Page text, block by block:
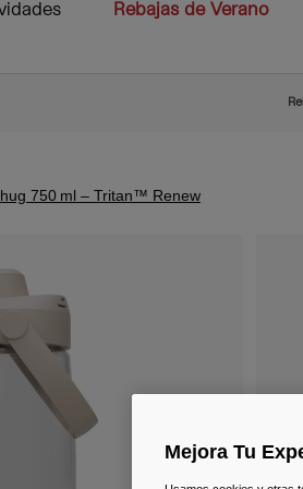
Rebajas de Verano
750 ml – Tritan™ Renew
Mejora Tu